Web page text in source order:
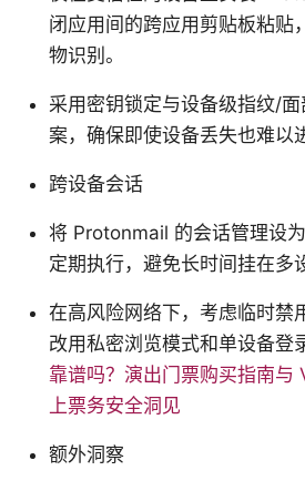
闭应用间的跨应用剪贴板粘贴
物识别。
采用密钥锁定与设备级指纹/
案，确保即使设备丢失也难以
跨设备会话
将 Protonmail 的会话管理设
定期执行，避免长时间挂在多
在高风险网络下，考虑临时禁
改用私密浏览模式和单设备登
靠谱吗？演出门票购买指南与
上票务安全洞见
额外洞察